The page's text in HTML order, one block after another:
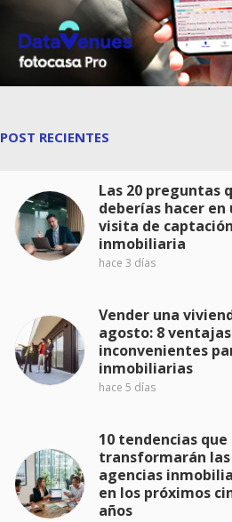
POST RECIENTES
Las 20 preguntas
deberías hacer en
visita de captación
inmobiliaria
hace 3 días
Vender una
agosto: 8
inconvenientes
inmobiliarias
hace 5 días
10 tendencias que
transformarán las
agencias
en los próximos
años